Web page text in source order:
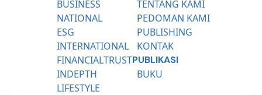
BUSINESS
NATIONAL
ESG
INTERNATIONAL
FINANCIALTRUST
INDEPTH
LIFESTYLE
TENTANG KAMI
PEDOMAN KAMI
PUBLISHING
KONTAK
PUBLIKASI
BUKU